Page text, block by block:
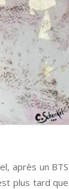
après un BTS
plus tard que